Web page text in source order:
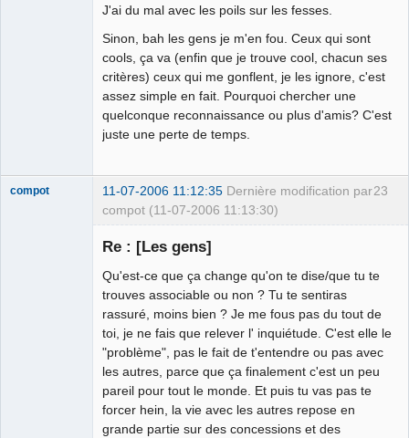
J'ai du mal avec les poils sur les fesses.
Sinon, bah les gens je m'en fou. Ceux qui sont
cools, ça va (enfin que je trouve cool, chacun ses
critères) ceux qui me gonflent, je les ignore, c'est
assez simple en fait. Pourquoi chercher une
quelconque reconnaissance ou plus d'amis? C'est
juste une perte de temps.
23
compot 11-07-2006 11:12:35 Dernière modification par
compot (11-07-2006 11:13:30)
Re : [Les gens]
Qu'est-ce que ça change qu'on te dise/que tu te
trouves associable ou non ? Tu te sentiras
rassuré, moins bien ? Je me fous pas du tout de
toi, je ne fais que relever l' inquiétude. C'est elle le
"problème", pas le fait de t'entendre ou pas avec
les autres, parce que ça finalement c'est un peu
pareil pour tout le monde. Et puis tu vas pas te
forcer hein, la vie avec les autres repose en
grande partie sur des concessions et des